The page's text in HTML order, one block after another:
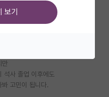
는 학생입니다.
만
석사 졸업 이후에도
고민이 됩니다.
보기